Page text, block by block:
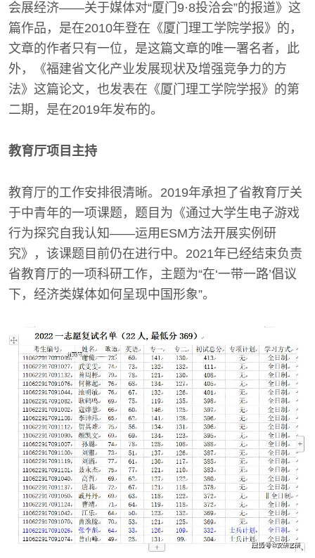
会展经济——关于媒体对“厦门9·8投洽会”的报道》这
篇作品，是在2010年登在《厦门理工学院学报》的，
文章的作者只有一位，是这篇文章的唯一署名者，此
外，《福建省文化产业发展现状及增强竞争力的方
法》这篇论文，也发表在《厦门理工学院学报》的第
二期，是在2019年发布的。
教育厅项目主持
教育厅的工作安排很清晰。2019年承担了省教育厅关
于中青年的一项课题，题目为《通过大学生电子游戏
行为探究自我认知——运用ESM方法开展实例研
究》，该课题目前仍在进行中。2021年已经结束负责
省教育厅的一项科研工作，主题为“在‘一带一路’倡议
下，经济类媒体如何呈现中国形象”。